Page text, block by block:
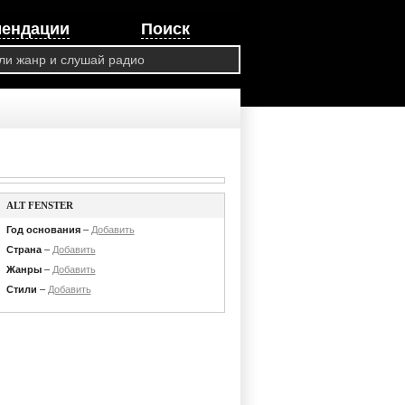
Поиск
ALT FENSTER
Год основания– Добавить
Страна– Добавить
Жанры– Добавить
Стили – Добавить